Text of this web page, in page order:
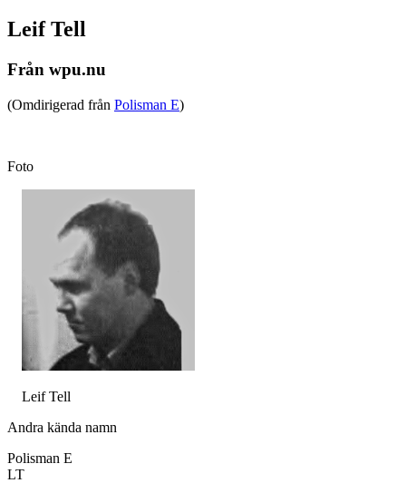
Leif Tell
Från wpu.nu
(Omdirigerad från Polisman E)
Foto
Leif Tell
Andra kända namn
Polisman E
LT